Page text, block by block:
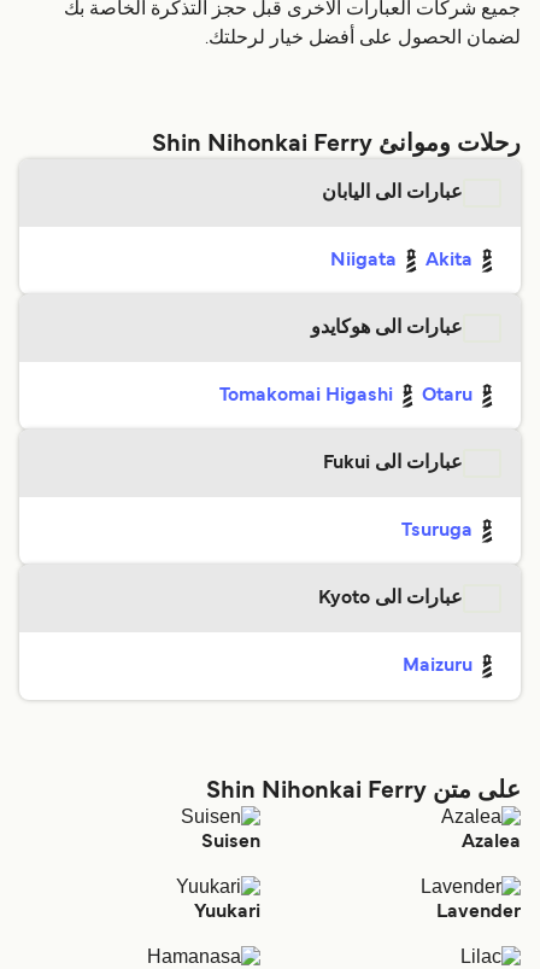
جميع شركات العبارات الاخرى قبل حجز التذكرة الخاصة بك
لضمان الحصول على أفضل خيار لرحلتك.
رحلات وموانئ Shin Nihonkai Ferry
عبارات الى اليابان
Akita
Niigata
عبارات الى هوكايدو
Otaru
Tomakomai Higashi
عبارات الى Fukui
Tsuruga
عبارات الى Kyoto
Maizuru
على متن Shin Nihonkai Ferry
Azalea
Suisen
Lavender
Yuukari